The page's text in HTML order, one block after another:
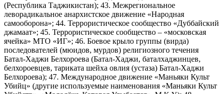
(Республика Таджикистан); 43. Межрегиональное
леворадикальное анархистское движение «Народная
самооборона»; 44. Террористическое сообщество «Дуббайский
джамаат»; 45. Террористическое сообщество – «московская
ячейка» МТО «ИГ»; 46. Боевое крыло группы (вирда)
последователей (мюидов, мурдов) религиозного течения
Батал-Хаджи Белхороева (Батал-Хаджи, баталхаджинцев,
белхороевцев, тариката шейха овлия (устаза) Батал-Хаджи
Белхороева); 47. Международное движение «Маньяки Культ
Убийц» (другие используемые наименования «Маньяки Культ